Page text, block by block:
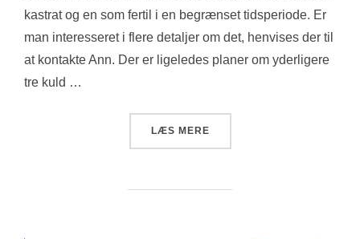
kastrat og en som fertil i en begrænset tidsperiode. Er
man interesseret i flere detaljer om det, henvises der til
at kontakte Ann. Der er ligeledes planer om yderligere
tre kuld …
LÆS MERE“KILLINGEPLANER FOR